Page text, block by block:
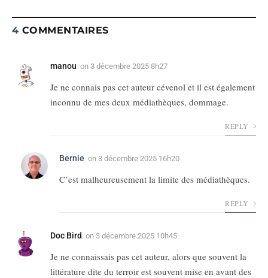
4 COMMENTAIRES
manou on 3 décembre 2025 8h27
Je ne connais pas cet auteur cévenol et il est également
inconnu de mes deux médiathèques, dommage.
REPLY
Bernie on 3 décembre 2025 16h20
C’est malheureusement la limite des médiathèques.
REPLY
Doc Bird on 3 décembre 2025 10h45
Je ne connaissais pas cet auteur, alors que souvent la
littérature dite du terroir est souvent mise en avant des